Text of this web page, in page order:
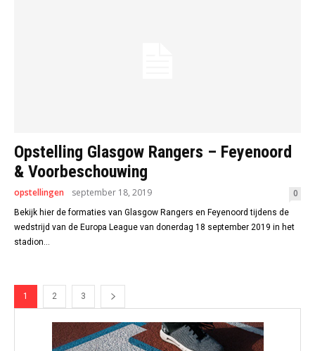
Opstelling Glasgow Rangers – Feyenoord
& Voorbeschouwing
opstellingen september 18, 2019 0
Bekijk hier de formaties van Glasgow Rangers en Feyenoord tijdens de
wedstrijd van de Europa League van donerdag 18 september 2019 in het
stadion...
1 2 3